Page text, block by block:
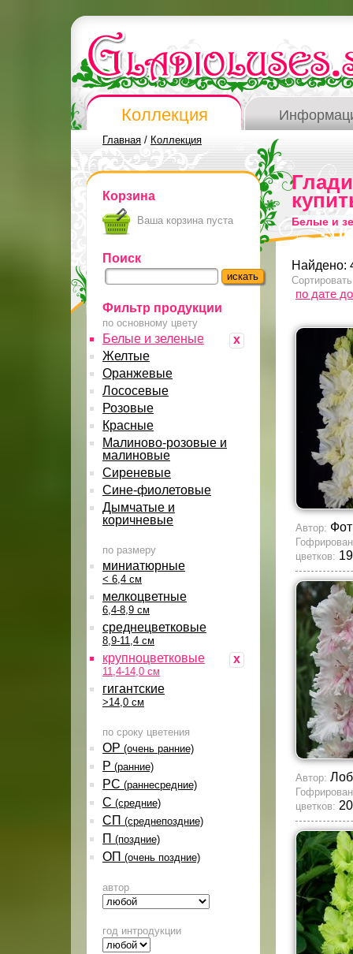
Коллекция
Главная / Коллекция
Корзина
Ваша корзина пуста
Поиск
Фильтр продукции
по основному цвету
x
Белые и зеленые
Желтые
Оранжевые
Лососевые
Розовые
Красные
Малиново-розовые и
малиновые
Сиреневые
Сине-фиолетовые
Дымчатые и
коричневые
по размеру
миниатюрные
< 6,4 см
мелкоцветные
6,4-8,9 см
среднецветковые
8,9-11,4 см
x
крупноцветковые
11,4-14,0 см
гигантские
>14,0 см
по сроку цветения
ОР (очень ранние)
Р (ранние)
РС (раннесредние)
С (средние)
СП (среднепоздние)
П (поздние)
ОП (очень поздние)
автор
год интродукции
Белые и
Найдено:
по дате
Автор:
цветков:
Автор:
цветков: